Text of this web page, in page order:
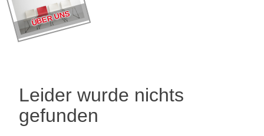
ÜBER UNS
Leider wurde nichts
gefunden